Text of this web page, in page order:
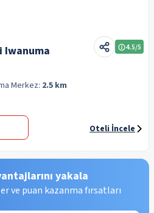
Iwanuma
4.5/5
Merkez: 2.5 km
Oteli İncele
yakala
ve puan kazanma fırsatları